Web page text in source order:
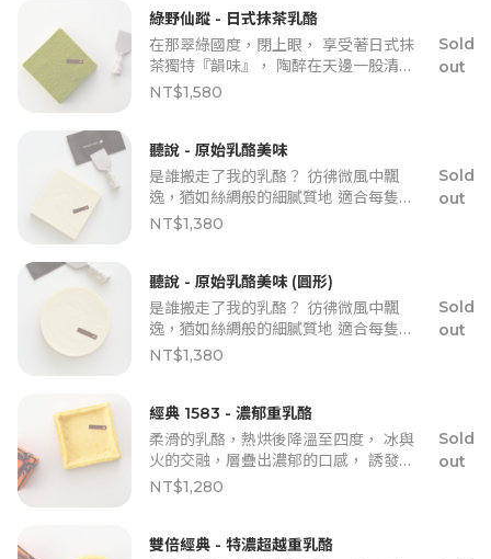
綠野仙蹤 - 日式抹茶乳酪
在那翠綠國度，閉上眼， 享受著日式抹
茶獨特『韻味』， 陶醉在天邊一股清新
的氣息。
NT$1,580
Sold
out
聽說 - 原始乳酪美味
是誰搬走了我的乳酪？ 彷彿微風中飄
逸，猶如絲綢般的細膩質地 適合每隻愛
吃甜食的小老鼠， 貓咪如果來搶了，請
NT$1,380
Sold
out
聽說 - 原始乳酪美味 (圓形)
是誰搬走了我的乳酪？ 彷彿微風中飄
逸，猶如絲綢般的細膩質地 適合每隻愛
吃甜食的小老鼠， 貓咪如果來搶了，請
NT$1,380
Sold
out
經典 1583 - 濃郁重乳酪
柔滑的乳酪，熱烘後降溫至四度， 冰與
火的交融，層疊出濃郁的口感， 誘發出
乳酪的天然香氣，豐富你我的味蕾。
NT$1,280
Sold
out
雙倍經典 - 特濃超越重乳酪